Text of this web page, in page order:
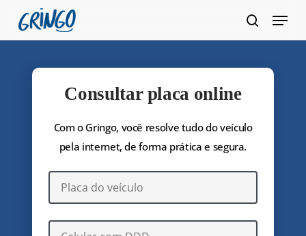
Pular
para
conteúdo
Menu
Consultar placa online
Com o Gringo, você resolve tudo do veículo
pela internet, de forma prática e segura.